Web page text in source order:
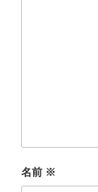
名前 ※